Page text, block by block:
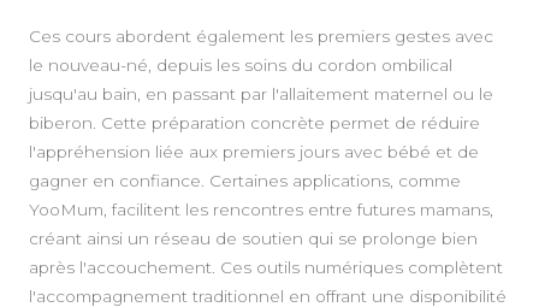
Ces cours abordent également les premiers gestes avec
le nouveau-né, depuis les soins du cordon ombilical
jusqu'au bain, en passant par l'allaitement maternel ou le
biberon. Cette préparation concrète permet de réduire
l'appréhension liée aux premiers jours avec bébé et de
gagner en confiance. Certaines applications, comme
YooMum, facilitent les rencontres entre futures mamans,
créant ainsi un réseau de soutien qui se prolonge bien
après l'accouchement. Ces outils numériques complètent
l'accompagnement traditionnel en offrant une disponibilité